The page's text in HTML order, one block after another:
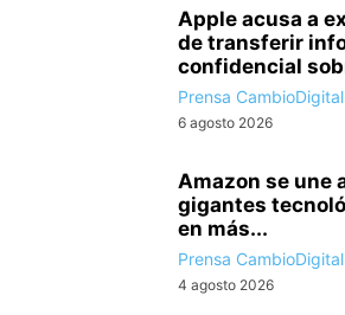
Apple acusa a
de transferir
confidencial
Prensa
6 agosto 2026
Amazon se une
gigantes
en más...
Prensa
4 agosto 2026